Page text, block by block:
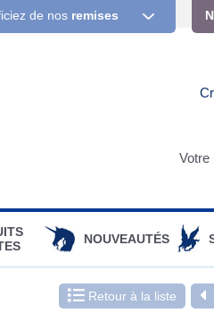
de nos remises
Votre
NOUVEAUTÉS
Retour à la liste